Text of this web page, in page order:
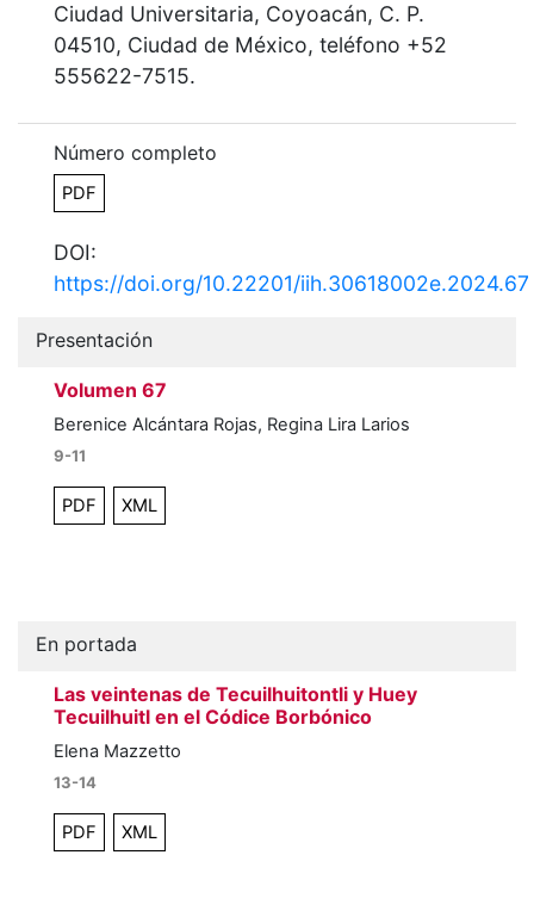
Ciudad Universitaria, Coyoacán, C. P.
04510, Ciudad de México, teléfono +52
555622-7515.
Número completo
PDF
DOI:
https://doi.org/10.22201/iih.30618002e.2024.67
Presentación
Volumen 67
Berenice Alcántara Rojas, Regina Lira Larios
9-11
PDF XML
En portada
Las veintenas de Tecuilhuitontli y Huey
Tecuilhuitl en el Códice Borbónico
Elena Mazzetto
13-14
PDF XML